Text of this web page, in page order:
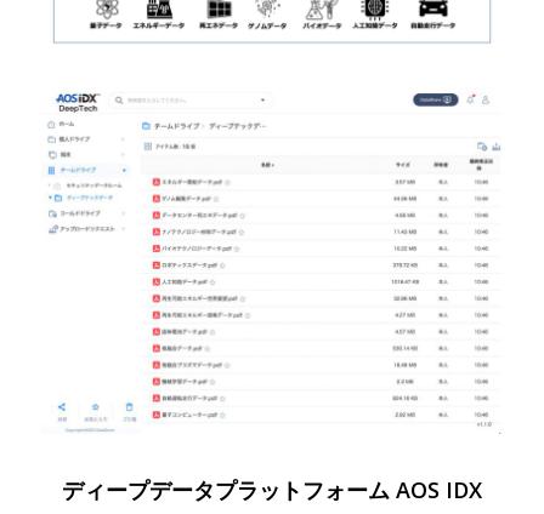
ディープデータプラットフォーム AOS IDX